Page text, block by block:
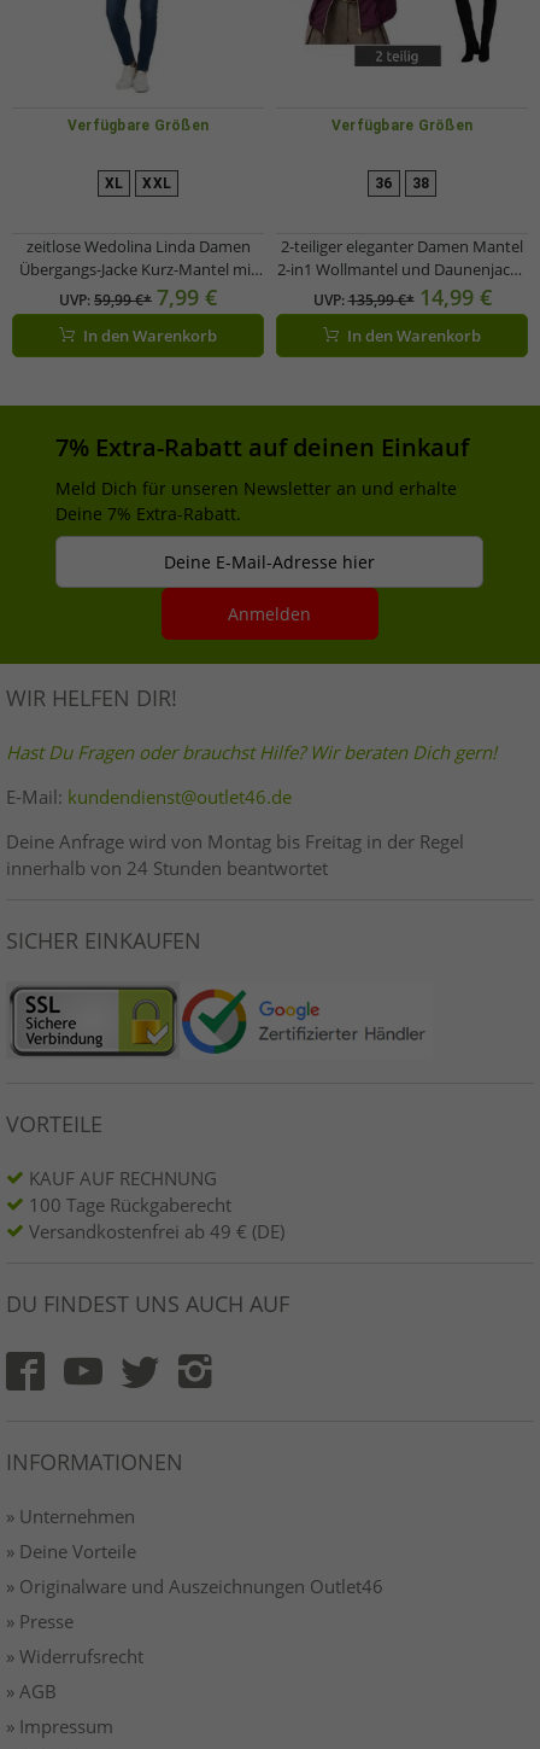
Verfügbare Größen
XL XXL
zeitlose Wedolina Linda Damen
Übergangs-Jacke Kurz-Mantel mit
abnehmbarer Kapuze sportliche
Frühlings-Jacke 6556620 Grau
UVP:59,99 €* 7,99 €
In den Warenkorb
Verfügbare Größen
36 38
2-teiliger eleganter Damen Mantel
2-in1 Wollmantel und Daunenjacke
mit recycelten Fasern 906403
Weinrot
UVP:135,99 €* 14,99 €
In den Warenkorb
7% Extra-Rabatt auf deinen Einkauf
Meld Dich für unseren Newsletter an und erhalte
Deine 7% Extra-Rabatt.
Deine E-Mail-Adresse hier
Anmelden
WIR HELFEN DIR!
Hast Du Fragen oder brauchst Hilfe? Wir beraten Dich gern!
E-Mail: kundendienst@outlet46.de
Deine Anfrage wird von Montag bis Freitag in der Regel
innerhalb von 24 Stunden beantwortet
SICHER EINKAUFEN
VORTEILE
KAUF AUF RECHNUNG
100 Tage Rückgaberecht
Versandkostenfrei ab 49 € (DE)
DU FINDEST UNS AUCH AUF
INFORMATIONEN
» Unternehmen
» Deine Vorteile
» Originalware und Auszeichnungen Outlet46
» Presse
» Widerrufsrecht
» AGB
» Impressum